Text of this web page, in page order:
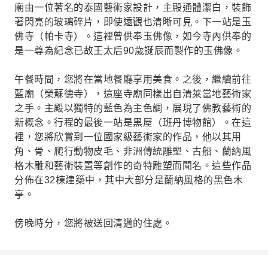
廟由一位著名的泰國藝術家設計，主殿通體潔白，裝飾
著閃亮的玻璃碎片，即使遠觀也清晰可見。下一站是玉
佛寺（帕卡寺）。這裡曾供奉玉佛像，如今寺內供奉的
是一尊為紀念已故王太后90歲誕辰而製作的玉佛像。
午餐時間，您將在當地餐廳享用美食。之後，繼續前往
藍廟（榮蘇德寺），這座寺廟同樣出自清萊當地藝術家
之手。主殿以獨特的藍色為主色調，展現了佛教藝術的
新概念。行程的最後一站是黑屋（班丹博物館）。在這
裡，您將欣賞到一位國家級藝術家的作品，他以其用
角、骨、爬行動物皮毛、非洲傳統雕塑、古船、蘭納風
格木雕和藝術裝置等創作的奇特雕塑而聞名。這些作品
分佈在32棟建築中，其中大部分是蘭納風格的黑色木
亭。
傍晚時分，您將被送回清邁的住處。